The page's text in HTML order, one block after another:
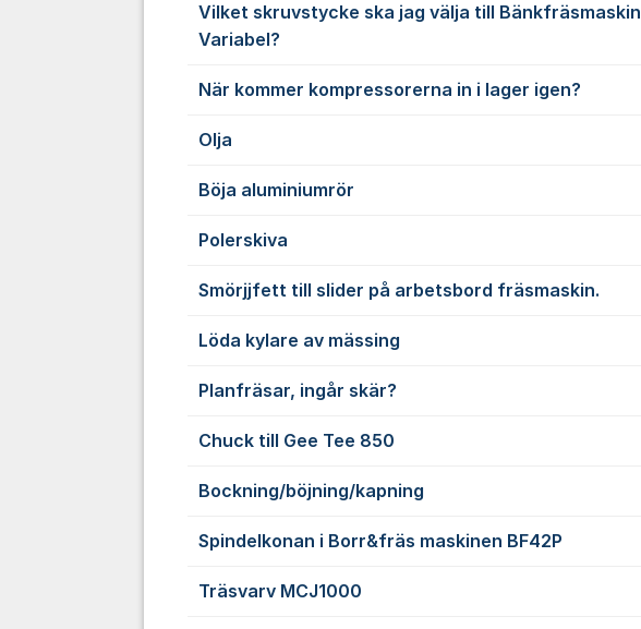
Vilket skruvstycke ska jag välja till Bänkfräsmaskin
Variabel?
När kommer kompressorerna in i lager igen?
Olja
Böja aluminiumrör
Polerskiva
Smörjjfett till slider på arbetsbord fräsmaskin.
Löda kylare av mässing
Planfräsar, ingår skär?
Chuck till Gee Tee 850
Bockning/böjning/kapning
Spindelkonan i Borr&fräs maskinen BF42P
Träsvarv MCJ1000